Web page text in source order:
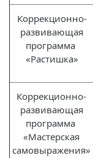
Коррекционно-
развивающая
программа
«Растишка»
Коррекционно-
развивающая
программа
«Мастерская
самовыражения»